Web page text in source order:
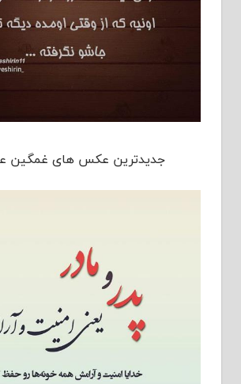
جدیدترین عکس های غمگین